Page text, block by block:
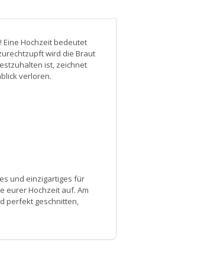
Eine Hochzeit bedeutet
wird die Braut
ist, zeichnet
verloren.
und einzigartiges für
eurer Hochzeit auf. Am
perfekt geschnitten,